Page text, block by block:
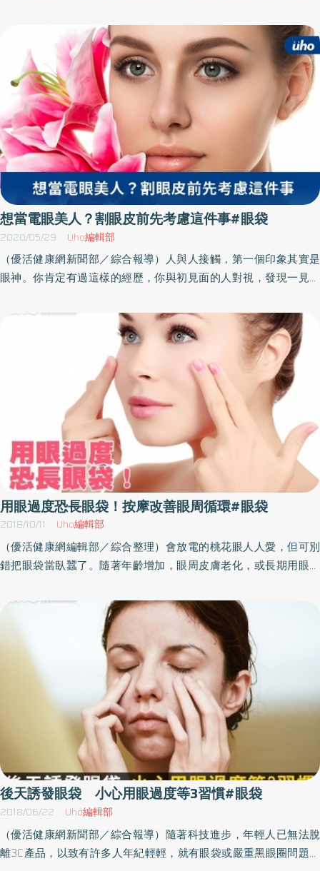
有臥蠶的人易招桃花。東西方都愛臥蠶 桃花緣佳古今中外臥蠶都
是迷人的象徵，西方人徵模特兒，眼睛大小不太重要，臥蠶很重
要，模特兒走秀，無法說話，靠臥蠶傳達魅力。華人尤其喜歡臥
蠶，臥蠶的女孩擁有甜美的笑容，能夠拉近人與人之間的距離，難
怪經常有「桃花」。韓劇的女主角常有臥蠶，台灣有一陣子流行做
臥蠶，以自體脂肪、玻尿酸等填充物，注射在下眼瞼睫毛下緣，產
生固定型的臥蠶。解剖學上臥蠶是眼瞼眼輪匝肌，眼輪匝肌是眼框
周圍輪狀肌肉。分為眼瞼部，中隔部以及眼眶部。眼瞼部負責眨
眼，中隔部負責閉眼，眼眶部負責瞇眼，講得直白一點，就是一個
人如果生活幸福，表情單純，只需眨眨眼，眼輪匝肌只有眼瞼部會
肥厚。眼袋手術 需避免鼻側傷口如果生活困苦，常須用力閉眼，
甚至皺眉作出不同意、憤怒、悲哀、苦惱的表情，中隔部眼輪匝肌
會肥厚（常讓人誤會是眼袋）。如果整天瞇眼苦讀，常看3C產品、
長期熬夜、或咬牙切齒用力瞪人等，眼眶部眼輪匝肌肥厚形成顴骨
袋或印第安紋，一付疲累至極，凶剎肅穆的表情，當然不會迷人
留，需避免鼻側傷口，尊重該側的顏面神經，眼袋去除之後，換上
迷人的臥蠶，有雙倍加分的效果。（文章授權提供／林靜芸醫師）
想當電眼美人？割眼皮前先考慮這件事#眼袋
2020/05/29 Uho編輯部
（優活健康網新聞部／綜合報導）人與人接觸，第一個印象其實是
眼神。你肯定有過這樣的經歷，你與初見面的人對視，發現一見如
並非每次都能「來電」，我們經常以眼神推測對方的健康、性格，
甚至對我們的誠意。凝視的眼神會持續吸引我們的注意力，使我們
的判斷力減弱。電視主播、傳道者甚至銷售員，最好具有這種眼
神，才容易讓聽眾信服。有神的眼睛給人信任感 太銳利令人恐懼
但是目不轉睛盯著對方，會讓人不安。命相學上形容最好的眼神是
「定而出」，眼神聚焦之後再遠視出去，這種眼神為人聰明、有智
謀，如果以醫學的語言解釋這種眼神是視力很好，視野寬廣，當然
能成人上人了。有神的眼睛給人信任和溫暖，過分銳利的眼神，讓
人恐懼。頻繁眨眼令人迷亂，兩眼無法聚焦讓人困惑。眼尾垂顯得
疲累，眼睛上下露白（所謂三白眼或四白眼）讓人不敢直視，是不
好的眼神。大眼睛就有好眼神嗎？也不盡然。東方傳統喜歡女人眼
睛彎秀有神，認為眼睛大，臉頰尖瘦的女人，容易遇到橫禍，缺少
福氣。近年來流行混血瞳的雙眼皮手術，如果加上削骨、隆鼻，製
造出來的人工美女，應該會犯了相書的大忌。老人追求烱烱有神
皺眉紋、魚尾紋恐加深想要改善眼神，很多人第一個會想到割眼
慮眼睛與周遭組織，尤其肌肉的平衡，例如原本有斜視，眼睛放大
可能讓斜視更明顯；又例如眼珠很小，眼睛放大，眼珠更顯小；眼
皮手術讓眼睛睜大，一般而言，年輕人容易適應，大學生雙眼皮術
後，可能眼神變兇，數個月後會自然恢復。老人的狀況不同，老人
眼皮下垂，如果過分追求烱烱有神，術後可能淚液不足或視物困
難，造成皺眉紋、魚尾紋、法令紋加深。原本慈祥的老人變成尖酸
刻薄的兇惡相，就真的弄巧成拙了！（文章授權提供／林靜芸醫
用眼過度恐長眼袋！按摩改善眼周循環#眼袋
2018/10/11 Uho編輯部
（優活健康網編輯部／綜合整理）會放電的桃花眼人人愛，但可別
錯把眼袋當臥蠶了。隨著年齡增加，眼周皮膚老化，或長期用眼過
堆積下垂，而形成水腫和暗沉，變成掛在眼睛下的眼袋及顯老的淚
溝。眼睛疲勞時，就要趕快疏通眼周氣血，改善眼周循環，別讓眼
袋加深囉！適用情況／用眼過度、眼睛乾澀。排毒經絡／胃經、膀
胱經。精選精油／羅馬洋甘菊：質地溫和不刺激，能鎮靜心靈且有
明目作用，可有效消除眼睛疲勞，並預防視力減退，非常適合經常
使用3C 產品的人。穴道／四白、睛明。重點位置／眼周、眼頭。1）
四白／雙眼平視時，於瞳孔正中央往下約1 個橫指的凹陷處， 是胃經
在臉部的重要穴位。時常按摩此穴可促進新陳代謝，有活血養顏、
改善暗沉、亮白膚色的作用。2）睛明／位於眼眶內側凹陷處。膀胱
經的上行氣血經此穴提供給眼睛，按壓此穴可改善眼部血液循環，
供給細胞充足氧分和能量，改善眼睛疲勞， 並緊實鬆弛的眼周肌
肉。按摩方法1）取3～5滴按摩油（可加入精油）於手中，搓熱後，
手掌輕覆於眼睛上溫熱眼部5秒。2）用掃毒棒A端（拇指端）按壓刺
激晴明穴1分鐘，或以5秒1次的速度做3～5次。3）使用掃毒棒A端內
緣，從晴明穴沿著眼下的四白穴經眼尾、眼尾至眉頭處輕輕畫一個C
後天誘發眼袋 小心用眼過度等3習慣#眼袋
2018/06/22 Uho編輯部
（優活健康網新聞部／綜合報導）隨著科技進步，年輕人已無法脫
離3C產品，以致有許多人年紀輕輕，就有眼袋或嚴重黑眼圈問題，